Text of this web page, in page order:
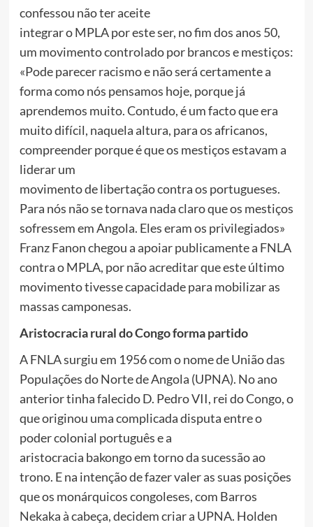
confessou não ter aceite
integrar o MPLA por este ser, no fim dos anos 50,
um movimento controlado por brancos e mestiços:
«Pode parecer racismo e não será certamente a
forma como nós pensamos hoje, porque já
aprendemos muito. Contudo, é um facto que era
muito difícil, naquela altura, para os africanos,
compreender porque é que os mestiços estavam a
liderar um
movimento de libertação contra os portugueses.
Para nós não se tornava nada claro que os mestiços
sofressem em Angola. Eles eram os privilegiados»
Franz Fanon chegou a apoiar publicamente a FNLA
contra o MPLA, por não acreditar que este último
movimento tivesse capacidade para mobilizar as
massas camponesas.
Aristocracia rural do Congo forma partido
A FNLA surgiu em 1956 com o nome de União das
Populações do Norte de Angola (UPNA). No ano
anterior tinha falecido D. Pedro VII, rei do Congo, o
que originou uma complicada disputa entre o
poder colonial português e a
aristocracia bakongo em torno da sucessão ao
trono. E na intenção de fazer valer as suas posições
que os monárquicos congoleses, com Barros
Nekaka à cabeça, decidem criar a UPNA. Holden